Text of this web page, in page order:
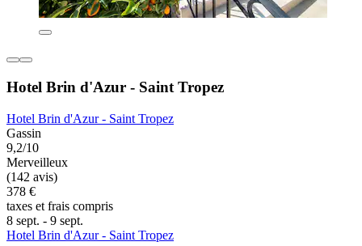
Hotel Brin d'Azur - Saint Tropez
Hotel Brin d'Azur - Saint Tropez
Gassin
9,2/10
Merveilleux
(142 avis)
378 €
taxes et frais compris
8 sept. - 9 sept.
Hotel Brin d'Azur - Saint Tropez